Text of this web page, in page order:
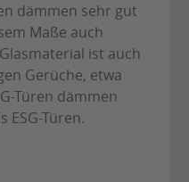
dämmen sehr gut
Maße auch
ist auch
Gerüche, etwa
Türen dämmen
ESG-Türen.